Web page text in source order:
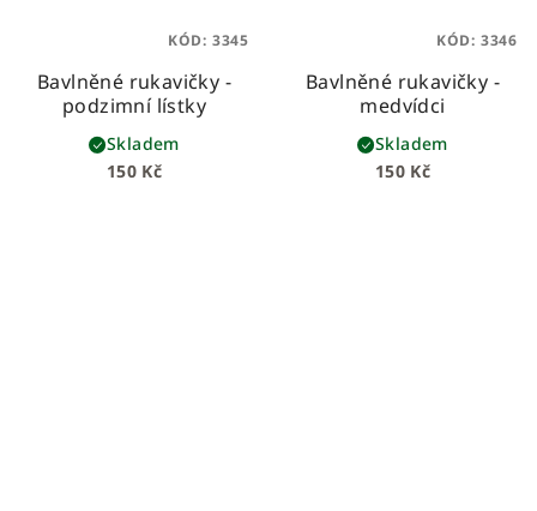
Bavlněné rukavičky -
podzimní lístky
150 Kč
Skladem
KÓD: 3345
Bavlněné rukavičky -
medvídci
150 Kč
Skladem
KÓD: 3346